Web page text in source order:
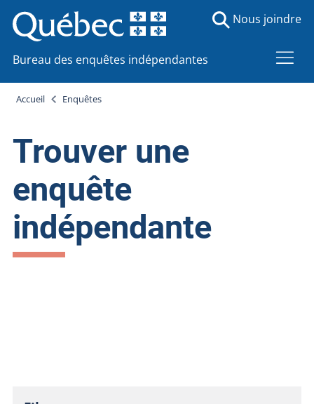
Bureau des enquêtes indépendantes
Nous joindre
Accueil Enquêtes
Trouver une
enquête
indépendante